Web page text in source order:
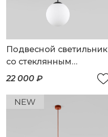
Подвесной светильник
со стеклянным
плафоном
22 000 ₽